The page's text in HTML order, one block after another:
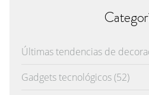
Últimas tendencias de
Gadgets tecnológicos(52)